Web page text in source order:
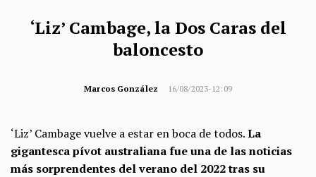
‘Liz’ Cambage, la Dos Caras del
baloncesto
Marcos González 16/08/2023-12:09
‘Liz’ Cambage vuelve a estar en boca de todos.La
gigantesca pívot australiana fue una de las noticias
más sorprendentes del verano del 2022 tras su